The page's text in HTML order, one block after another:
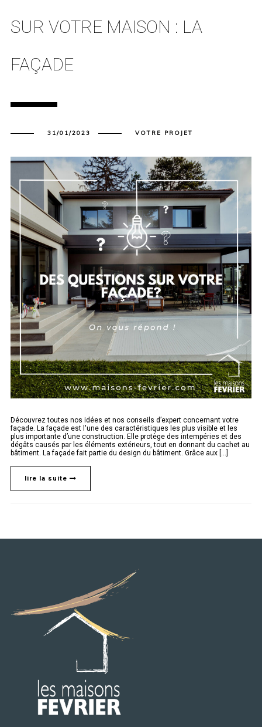
SUR VOTRE MAISON : LA
FAÇADE
31/01/2023 VOTRE PROJET
Découvrez toutes nos idées et nos conseils d’expert concernant votre
façade. La façade est l'une des caractéristiques les plus visible et les
plus importante d’une construction. Elle protège des intempéries et des
dégâts causés par les éléments extérieurs, tout en donnant du cachet au
bâtiment. La façade fait partie du design du bâtiment. Grâce aux [...]
lire la suite